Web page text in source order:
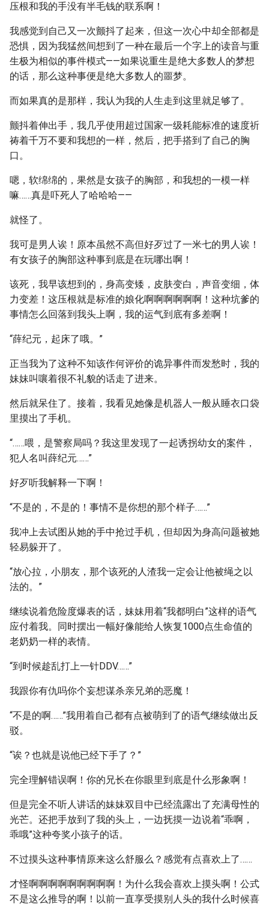
压根和我的手没有半毛钱的联系啊！
我感觉到自己又一次颤抖了起来，但这一次心中却全部都是
恐惧，因为我猛然间想到了一种在最后一个字上的读音与重
生极为相似的事件模式——如果说重生是绝大多数人的梦想
的话，那么这种事便是绝大多数人的噩梦。
而如果真的是那样，我认为我的人生走到这里就足够了。
颤抖着伸出手，我几乎使用超过国家一级耗能标准的速度祈
祷着千万不要和我想的一样，然后，把手搭到了自己的胸
口。
嗯，软绵绵的，果然是女孩子的胸部，和我想的一模一样
嘛……真是吓死人了哈哈哈——
就怪了。
我可是男人诶！原本虽然不高但好歹过了一米七的男人诶！
有女孩子的胸部这种事到底是在玩哪出啊！
该死，我早该想到的，身高变矮，皮肤变白，声音变细，体
力变差！这压根就是标准的娘化啊啊啊啊啊啊！这种坑爹的
事情怎么回落到我头上啊，我的运气到底有多差啊！
“薛纪元，起床了哦。”
正当我为了这种不知该作何评价的诡异事件而发愁时，我的
妹妹叫嚷着很不礼貌的话走了进来。
然后就呆住了。接着，我看见她像是机器人一般从睡衣口袋
里摸出了手机。
“……喂，是警察局吗？我这里发现了一起诱拐幼女的案件，
犯人名叫薛纪元……”
好歹听我解释一下啊！
“不是的，不是的！事情不是你想的那个样子……”
我冲上去试图从她的手中抢过手机，但却因为身高问题被她
轻易躲开了。
“放心拉，小朋友，那个该死的人渣我一定会让他被绳之以
法的。”
继续说着危险度爆表的话，妹妹用着“我都明白”这样的语气
应付着我。同时摆出一幅好像能给人恢复1000点生命值的
老奶奶一样的表情。
“到时候趁乱打上一针DDV……”
我跟你有仇吗你个妄想谋杀亲兄弟的恶魔！
“不是的啊……”我用着自己都有点被萌到了的语气继续做出反
驳。
“诶？也就是说他已经下手了？”
完全理解错误啊！你的兄长在你眼里到底是什么形象啊！
但是完全不听人讲话的妹妹双目中已经流露出了充满母性的
光芒。还把手放到了我的头上，一边抚摸一边说着“乖啊，
乖哦”这种夸奖小孩子的话。
不过摸头这种事情原来这么舒服么？感觉有点喜欢上了……
才怪啊啊啊啊啊啊啊啊啊！为什么我会喜欢上摸头啊！公式
不是这么推导的啊！以前一直享受摸别人头的我什么时候喜